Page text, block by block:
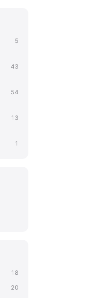
5
43
54
13
1
18
20